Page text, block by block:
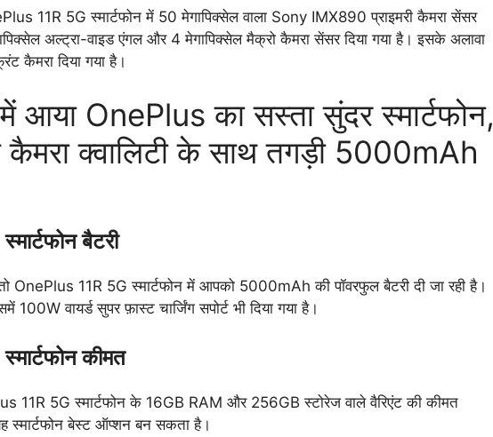
11R 5G स्मार्टफोन में 50 मेगापिक्सेल वाला Sony IMX890 प्राइमरी कैमरा सेंसर
अल्ट्रा-वाइड एंगल और 4 मेगापिक्सेल मैक्रो कैमरा सेंसर दिया गया है। इसके अलावा
कैमरा दिया गया है।
आया OnePlus का सस्ता सुंदर स्मार्टफोन,
कैमरा क्वालिटी के साथ तगड़ी 5000mAh
बैटरी
OnePlus 11R 5G स्मार्टफोन में आपको 5000mAh की पॉवरफुल बैटरी दी जा रही है।
वायर्ड सुपर फ़ास्ट चार्जिंग सपोर्ट भी दिया गया है।
कीमत
11R 5G स्मार्टफोन के 16GB RAM और 256GB स्टोरेज वाले वैरिएंट की कीमत
बेस्ट ऑप्शन बन सकता है।